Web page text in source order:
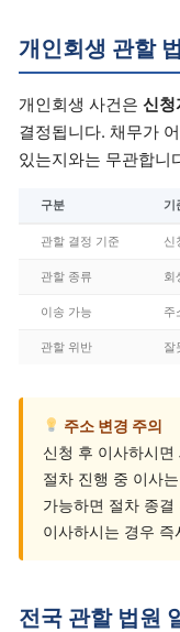
개인회생 관할
개인회생 사건은 신청
결정됩니다. 채무가
있는지와는 무관합니
구분 기
관할 결정 기준 신
관할 종류 회
이송 가능 주
관할 위반 잘
주소 변경 주의
신청 후 이사하시
절차 진행 중 이사
가능하면 절차 종
이사하시는 경우
전국 관할 법원